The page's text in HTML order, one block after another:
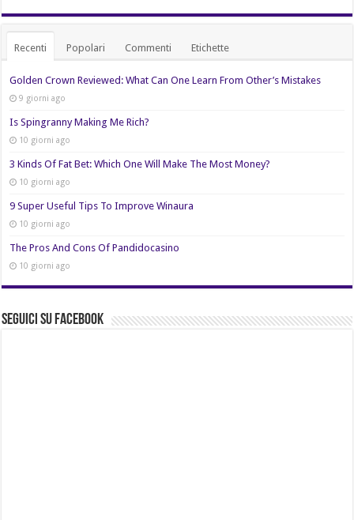
Recenti Popolari Commenti Etichette
Golden Crown Reviewed: What Can One Learn From Other’s Mistakes
9 giorni ago
Is Spingranny Making Me Rich?
10 giorni ago
3 Kinds Of Fat Bet: Which One Will Make The Most Money?
10 giorni ago
9 Super Useful Tips To Improve Winaura
10 giorni ago
The Pros And Cons Of Pandidocasino
10 giorni ago
Seguici su Facebook